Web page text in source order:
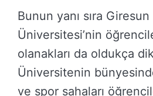
Bunun yanı sıra
Üniversitesi’nin
olanakları da oldukça
Üniversitenin
ve spor sahaları